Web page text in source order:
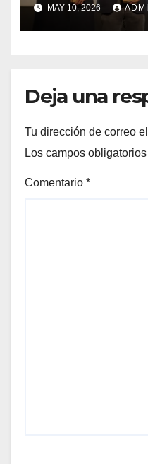
MAY 10, 2026
Deja una
Tu dirección de correo
Los campos
Comentario *